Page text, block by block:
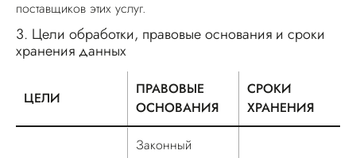
поставщиков этих услуг.
3. Цели обработки, правовые основания и сроки
хранения данных
Цели обработки, правовые основания и сроки хранения
ЦЕЛИ
ПРАВОВЫЕ
ОСНОВАНИЯ
СРОКИ
ХРАНЕНИЯ
Законный